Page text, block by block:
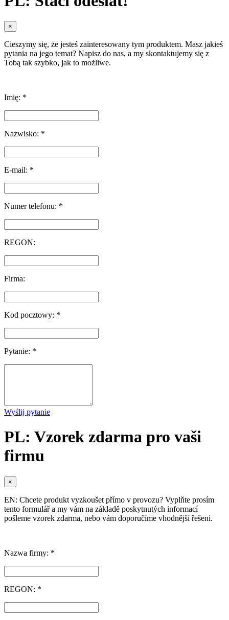
×
Cieszymy się, że jesteś zainteresowany tym produktem. Masz jakieś
pytania na jego temat? Napisz do nas, a my skontaktujemy się z
Tobą tak szybko, jak to możliwe.
Imię: *
Nazwisko: *
E-mail: *
Numer telefonu: *
REGON:
Firma:
Kod pocztowy: *
Pytanie: *
Wyślij pytanie
PL: Vzorek zdarma pro vaši
firmu
×
EN: Chcete produkt vyzkoušet přímo v provozu? Vyplňte prosím
tento formulář a my vám na základě poskytnutých informací
pošleme vzorek zdarma, nebo vám doporučíme vhodnější řešení.
Nazwa firmy: *
REGON: *